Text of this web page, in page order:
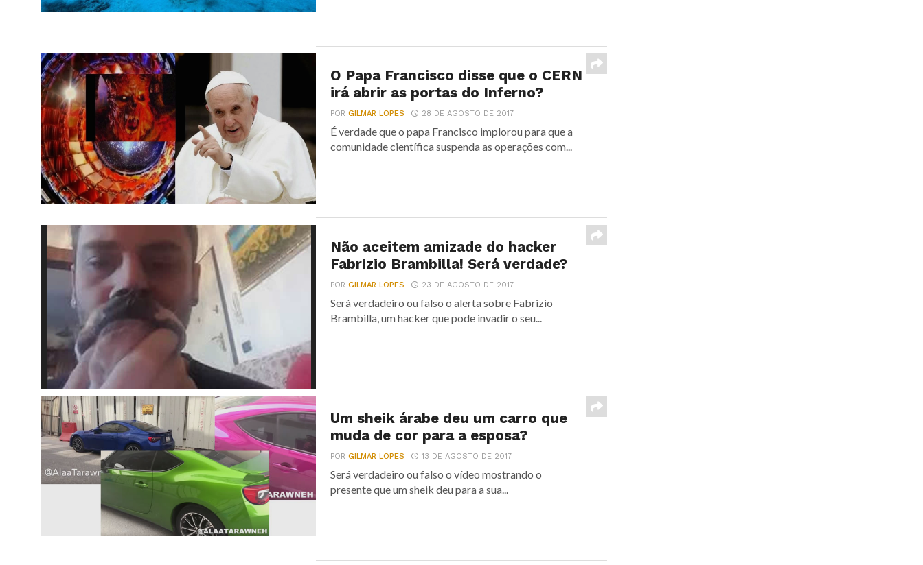
O Papa Francisco disse que o CERN
irá abrir as portas do Inferno?
PORGILMAR LOPES 28 DE AGOSTO DE 2017
É verdade que o papa Francisco implorou para que a
comunidade científica suspenda as operações com...
Não aceitem amizade do hacker
Fabrizio Brambilla! Será verdade?
PORGILMAR LOPES 23 DE AGOSTO DE 2017
Será verdadeiro ou falso o alerta sobre Fabrizio
Brambilla, um hacker que pode invadir o seu...
Um sheik árabe deu um carro que
muda de cor para a esposa?
PORGILMAR LOPES 13 DE AGOSTO DE 2017
Será verdadeiro ou falso o vídeo mostrando o
presente que um sheik deu para a sua...